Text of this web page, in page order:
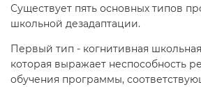
Существует пять основных типов
школьной дезадаптации.
Первый тип - когнитивная
которая выражает неспособность
обучения программы,